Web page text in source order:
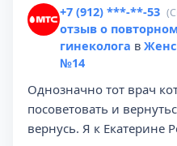
+7 (912) ***-**-53
отзыв о
гинеколога в
№14
Однозначно тот врач
посоветовать и
вернусь. Я к Екатерине